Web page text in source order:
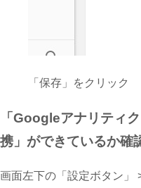
「保存」をクリック
「Googleアナリティ
携」ができているか確
画面左下の「設定ボタン